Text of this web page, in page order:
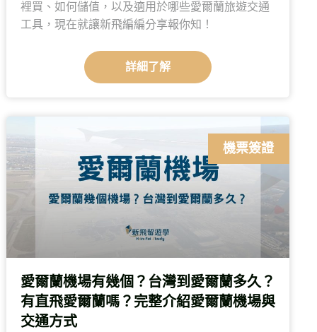
裡買、如何儲值，以及適用於哪些愛爾蘭旅遊交通
工具，現在就讓新飛編編分享報你知！
詳細了解
機票簽證
愛爾蘭機場有幾個？台灣到愛爾蘭多久？
有直飛愛爾蘭嗎？完整介紹愛爾蘭機場與
交通方式